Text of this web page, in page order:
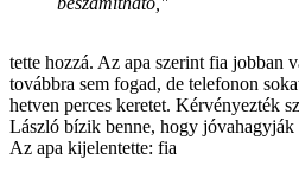
tette hozzá. Az apa szerint fia jobban
továbbra sem fogad, de telefonon
hetven perces keretet. Kérvényezték
László bízik benne, hogy jóvahagyják
Az apa kijelentette: fia